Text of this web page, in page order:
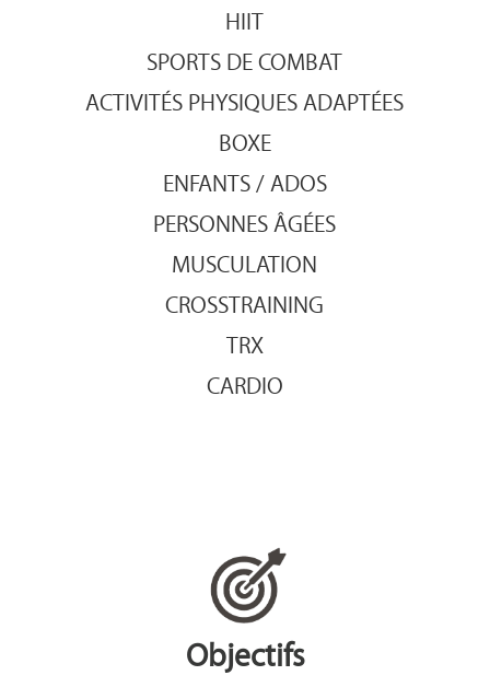
HIIT
SPORTS DE COMBAT
ACTIVITÉS PHYSIQUES ADAPTÉES
BOXE
ENFANTS / ADOS
PERSONNES ÂGÉES
MUSCULATION
CROSSTRAINING
TRX
CARDIO
Objectifs